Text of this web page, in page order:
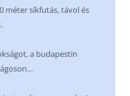
méter síkfutás, távol és
a budapestin